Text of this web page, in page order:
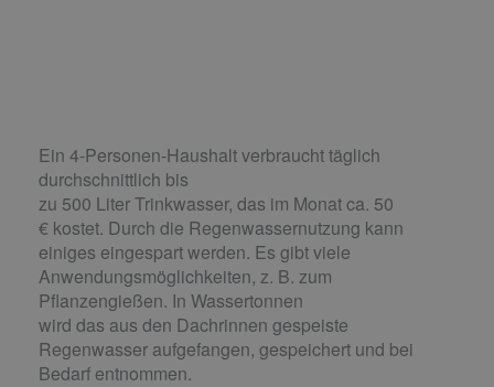
Ein 4-Personen-Haushalt verbraucht täglich
durchschnittlich bis
zu 500 Liter Trinkwasser, das im Monat ca. 50
€ kostet. Durch die Regenwassernutzung kann
einiges eingespart werden. Es gibt viele
Anwendungsmöglichkeiten, z. B. zum
Pflanzengießen. In Wassertonnen
wird das aus den Dachrinnen gespeiste
Regenwasser aufgefangen, gespeichert und bei
Bedarf entnommen.